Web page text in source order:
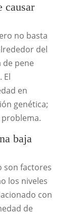
causar
no basta
del
de pene
El
en
genética;
baja
son factores
los niveles
con
de